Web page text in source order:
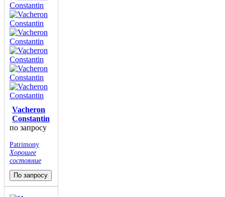
Vacheron
Constantin
по запросу
Patrimony
Хорошее
состояние
По запросу